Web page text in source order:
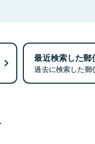
最近検索した郵
過去に検索した郵